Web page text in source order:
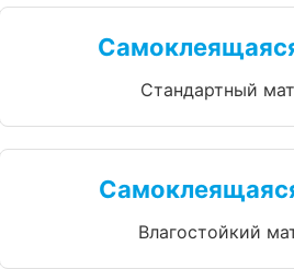
Стандартный
Влагостойкий